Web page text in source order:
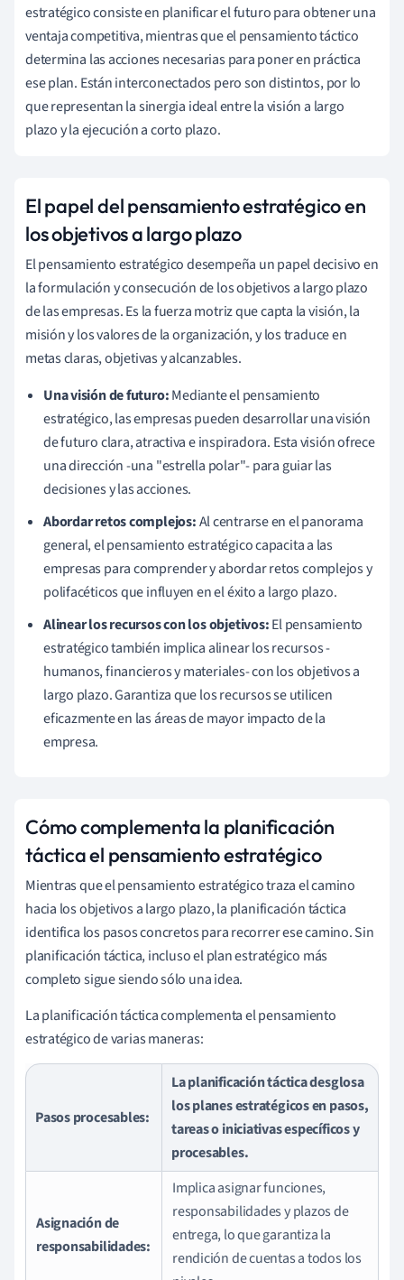
estratégico consiste en planificar el futuro para obtener una
ventaja competitiva, mientras que el pensamiento táctico
determina las acciones necesarias para poner en práctica
ese plan. Están interconectados pero son distintos, por lo
que representan la sinergia ideal entre la visión a largo
plazo y la ejecución a corto plazo.
El papel del pensamiento estratégico en
los objetivos a largo plazo
El pensamiento estratégico desempeña un papel decisivo en
la formulación y consecución de los objetivos a largo plazo
de las empresas. Es la fuerza motriz que capta la visión, la
misión y los valores de la organización, y los traduce en
metas claras, objetivas y alcanzables.
Una visión de futuro:Mediante el pensamiento
estratégico, las empresas pueden desarrollar una visión
de futuro clara, atractiva e inspiradora. Esta visión ofrece
una dirección -una "estrella polar"- para guiar las
decisiones y las acciones.
Abordar retos complejos:Al centrarse en el panorama
general, el pensamiento estratégico capacita a las
empresas para comprender y abordar retos complejos y
polifacéticos que influyen en el éxito a largo plazo.
Alinear los recursos con los objetivos:El pensamiento
estratégico también implica alinear los recursos -
humanos, financieros y materiales- con los objetivos a
largo plazo. Garantiza que los recursos se utilicen
eficazmente en las áreas de mayor impacto de la
empresa.
Cómo complementa la planificación
táctica el pensamiento estratégico
Mientras que el pensamiento estratégico traza el camino
hacia los objetivos a largo plazo, la planificación táctica
identifica los pasos concretos para recorrer ese camino. Sin
planificación táctica, incluso el plan estratégico más
completo sigue siendo sólo una idea.
La planificación táctica complementa el pensamiento
estratégico de varias maneras:
Pasos procesables:
La planificación táctica desglosa
los planes estratégicos en pasos,
tareas o iniciativas específicos y
procesables.
Asignación de
responsabilidades:
Implica asignar funciones,
responsabilidades y plazos de
entrega, lo que garantiza la
rendición de cuentas a todos los